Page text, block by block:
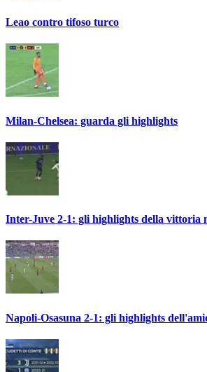
Leao contro tifoso turco
Milan-Chelsea: guarda gli highlights
Inter-Juve 2-1: gli highlights della vittoria
Napoli-Osasuna 2-1: gli highlights